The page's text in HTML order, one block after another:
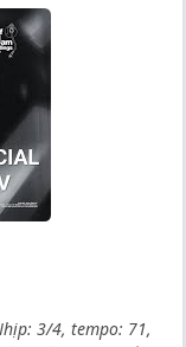
3/4, tempo: 71,